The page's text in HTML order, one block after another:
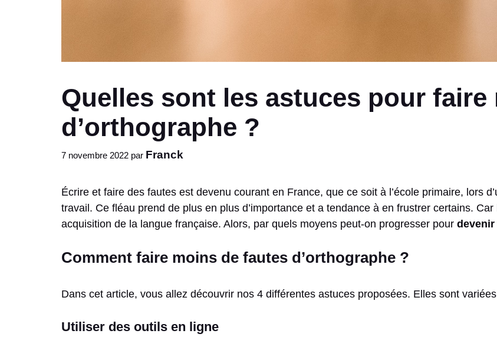
Quelles sont les astuces pour faire
d’orthographe ?
7 novembre 2022 par Franck
Écrire et faire des fautes est devenu courant en France, que ce soit à l’école primaire, lors
travail. Ce fléau prend de plus en plus d’importance et a tendance à en frustrer certains.
acquisition de la langue française. Alors, par quels moyens peut-on progresser pour devenir
Comment faire moins de fautes d’orthographe ?
Dans cet article, vous allez découvrir nos 4 différentes astuces proposées. Elles sont
Utiliser des outils en ligne